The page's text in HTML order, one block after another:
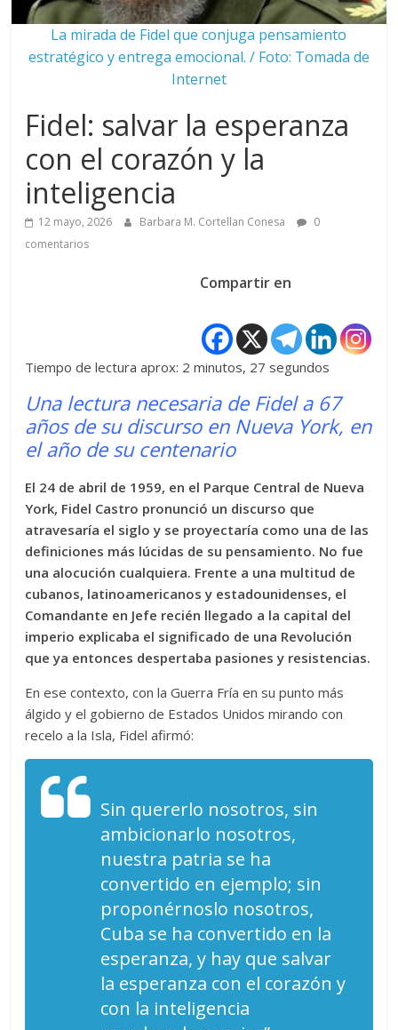
La mirada de Fidel que conjuga pensamiento
estratégico y entrega emocional. / Foto: Tomada de
Internet
Fidel: salvar la esperanza
con el corazón y la
inteligencia
12 mayo, 2026 Barbara M. Cortellan Conesa
0
comentarios
Compartir en
Tiempo de lectura aprox: 2 minutos, 27 segundos
Una lectura necesaria de Fidel a 67
años de su discurso en Nueva York, en
el año de su centenario
El 24 de abril de 1959, en el Parque Central de Nueva
York, Fidel Castro pronunció un discurso que
atravesaría el siglo y se proyectaría como una de las
definiciones más lúcidas de su pensamiento. No fue
una alocución cualquiera. Frente a una multitud de
cubanos, latinoamericanos y estadounidenses, el
Comandante en Jefe recién llegado a la capital del
imperio explicaba el significado de una Revolución
que ya entonces despertaba pasiones y resistencias.
En ese contexto, con la Guerra Fría en su punto más
álgido y el gobierno de Estados Unidos mirando con
recelo a la Isla, Fidel afirmó:
Sin quererlo nosotros, sin
ambicionarlo nosotros,
nuestra patria se ha
convertido en ejemplo; sin
proponérnoslo nosotros,
Cuba se ha convertido en la
esperanza, y hay que salvar
la esperanza con el corazón y
con la inteligencia